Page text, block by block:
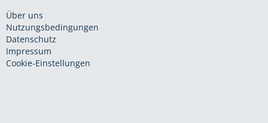
Über uns
Nutzungsbedingungen
Datenschutz
Impressum
Cookie-Einstellungen